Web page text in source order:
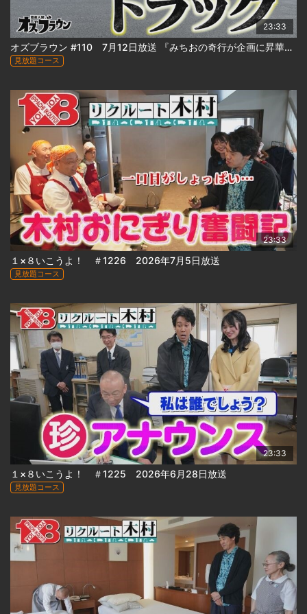
23:33
オズブラウン #110 7月12日放送 『みちおの奇行が企画に昇華！みちおの風呂飯トラック 』
見放題コース
23:33
１×８いこうよ！ ＃1226 2026年7月5日放送
見放題コース
23:33
１×８いこうよ！ ＃1225 2026年6月28日放送
見放題コース